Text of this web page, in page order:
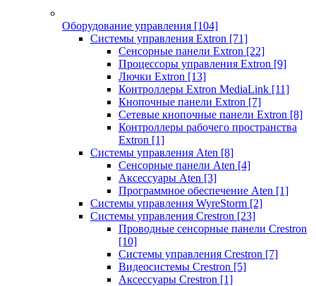
Оборудование управления [104]
Системы управления Extron [71]
Сенсорные панели Extron [22]
Процессоры управления Extron [9]
Лючки Extron [13]
Контроллеры Extron MediaLink [11]
Кнопочные панели Extron [7]
Сетевые кнопочные панели Extron [8]
Контроллеры рабочего пространства
Extron [1]
Системы управления Aten [8]
Сенсорные панели Aten [4]
Аксессуары Aten [3]
Программное обеспечение Aten [1]
Системы управления WyreStorm [2]
Системы управления Crestron [23]
Проводные сенсорные панели Crestron
[10]
Системы управления Crestron [7]
Видеосистемы Crestron [5]
Аксессуары Crestron [1]